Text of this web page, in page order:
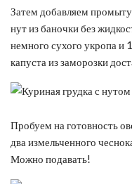
Затем добавляем
нут из баночки без
немного сухого укропа и
капуста из заморозки
Пробуем на готовность
два измельченного
Можно подавать!